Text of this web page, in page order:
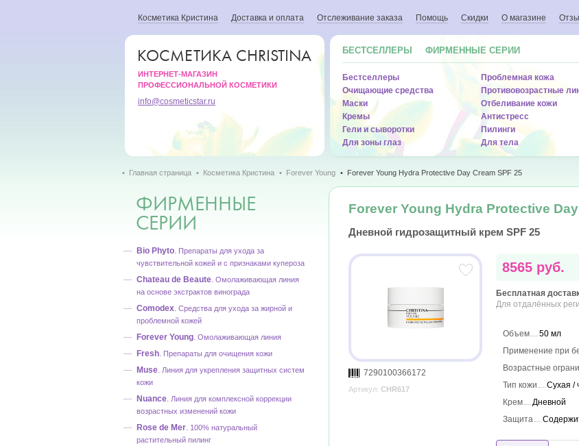
Косметика Кристина Доставка и оплата Отслеживание заказа Помощь Скидки О магазине
КОСМЕТИКА CHRISTINA
ИНТЕРНЕТ-МАГАЗИН
ПРОФЕССИОНАЛЬНОЙ КОСМЕТИКИ
info@cosmeticstar.ru
БЕСТСЕЛЛЕРЫ ФИРМЕННЫЕ СЕРИИ
Бестселлеры
Очищающие средства
Маски
Кремы
Гели и сыворотки
Для зоны глаз
Проблемная кожа
Противовозрастные
Отбеливание кожи
Антистресс
Пилинги
Для тела
Главная страница Косметика Кристина Forever Young Forever Young Hydra Protective Day Cream SPF 25
Forever Young Hydra Protective
Дневной гидрозащитный крем SPF 25
7290100366172
Артикул: CHR617
8565 руб.
Бесплатная
Для отдалённых
Объем
50 мл
Применение при
Возрастные
Тип кожи
Сухая /
Крем
Дневной
Защита
ФИРМЕННЫЕ
СЕРИИ
Bio Phyto. Препараты для ухода за
чувствительной кожей и с признаками купероза
Chateau de Beaute. Омолаживающая линия
на основе экстрактов винограда
Comodex. Средства для ухода за жирной и
проблемной кожей
Forever Young. Омолаживающая линия
Fresh. Препараты для очищения кожи
Muse. Линия для укрепления защитных систем
кожи
Nuance. Линия для комплексной коррекции
возрастных изменений кожи
Rose de Mer. 100% натуральный
растительный пилинг